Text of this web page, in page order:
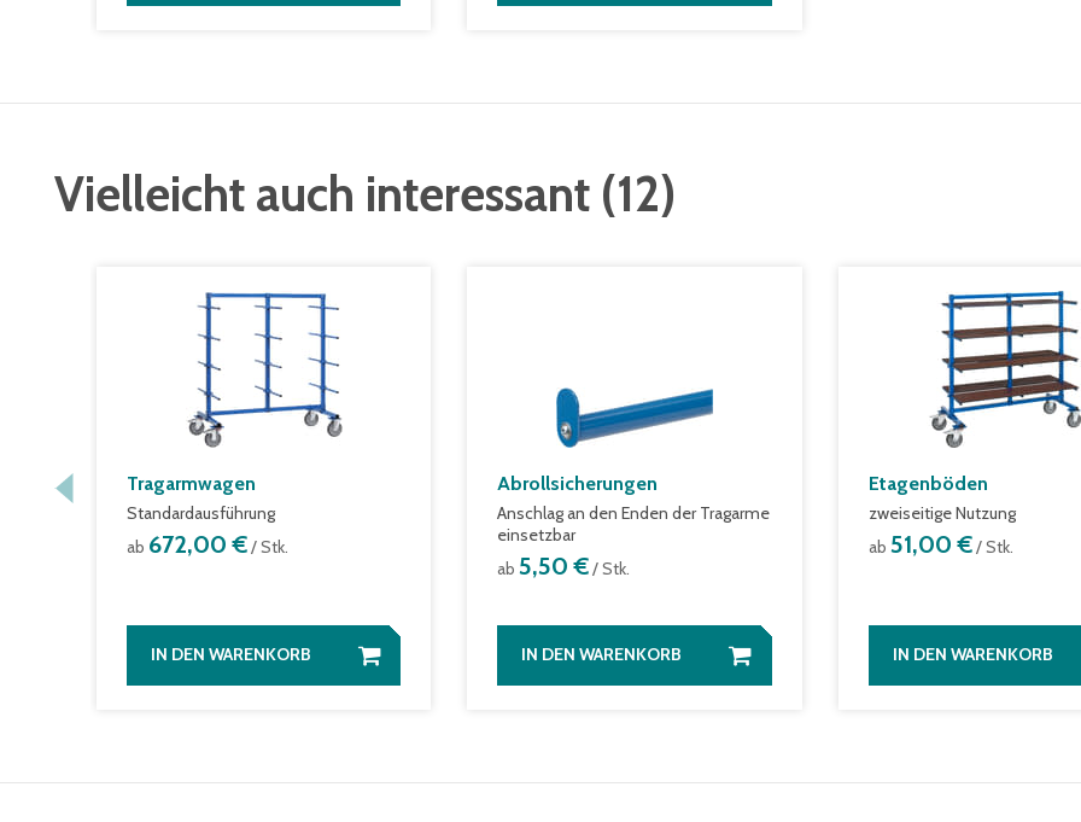
Vielleicht auch interessant (12)
Tragarmwagen
Standardausführung
ab 672,00 €/ Stk.
IN DEN WARENKORB
Abrollsicherungen
Anschlag an den Enden der Tragarme
einsetzbar
ab5,50 €/ Stk.
IN DEN WARENKORB
Etagenböden
zweiseitige Nutzung
ab 51,00 €/ Stk.
IN DEN WARENKORB